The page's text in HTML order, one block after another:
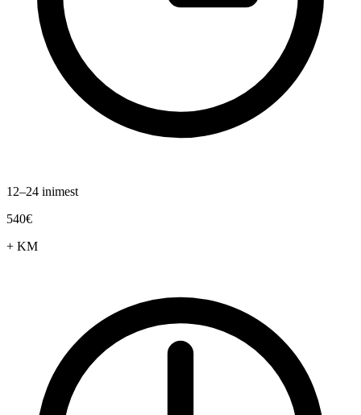
12–24 inimest
540€
+ KM